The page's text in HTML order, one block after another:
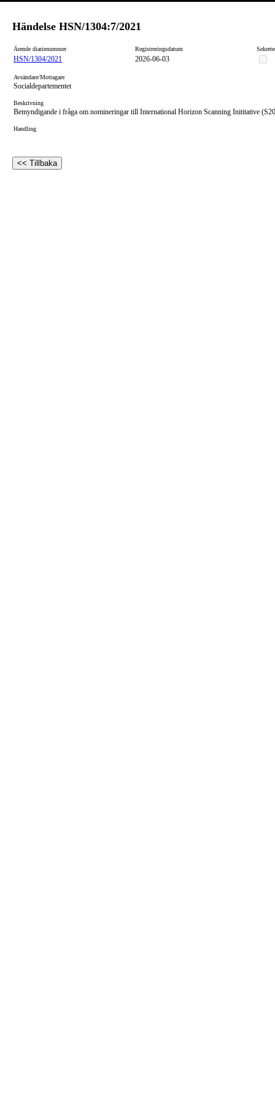
Händelse HSN/1304:7/2021
Ärende diarienummer Registreringsdatum
HSN/1304/2021 2026-06-03
Avsändare/Mottagare
Socialdepartementet
Beskrivning
Bemyndigande i fråga om nomineringar till International Horizon Scanning Inititative
Handling